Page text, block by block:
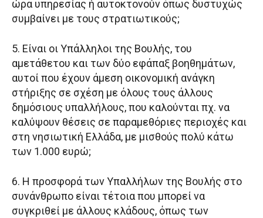
ώρα υπηρεσίας ή αυτοκτονούν όπως δυστυχώς
συμβαίνει με τους στρατιωτικούς;
5. Είναι οι Υπάλληλοι της Βουλής, του
αμετάθετου και των δύο εφάπαξ βοηθημάτων,
αυτοί που έχουν άμεση οικονομική ανάγκη
στήριξης σε σχέση με όλους τους άλλους
δημόσιους υπαλλήλους, που καλούνται πχ. να
καλύψουν θέσεις σε παραμεθόριες περιοχές και
στη νησιωτική Ελλάδα, με μισθούς πολύ κάτω
των 1.000 ευρώ;
6. Η προσφορά των Υπαλλήλων της Βουλής στο
συνάνθρωπο είναι τέτοια που μπορεί να
συγκριθεί με άλλους κλάδους, όπως των